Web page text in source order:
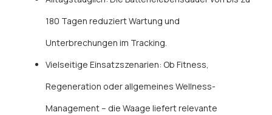
180 Tagen reduziert Wartung und
Unterbrechungen im Tracking.
Vielseitige Einsatzszenarien: Ob Fitness,
Regeneration oder allgemeines Wellness-
Management – die Waage liefert relevante